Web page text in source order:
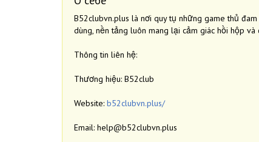
B52clubvn.plus là nơi quy tụ những game thủ
dùng, nền tảng luôn mang lại cảm giác hồi hộp và
Thông tin liên hệ:
Thương hiệu: B52club
Website: b52clubvn.plus/
Email: help@b52clubvn.plus